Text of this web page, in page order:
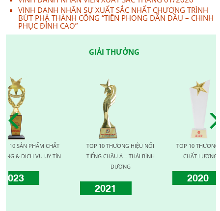
VINH DANH NHÂN SỰ XUẤT SẮC NHẤT CHƯƠNG TRÌNH
BỨT PHÁ THÀNH CÔNG “TIÊN PHONG DẪN ĐẦU – CHINH
PHỤC ĐỈNH CAO”
GIẢI THƯỞNG
CHẤT
UY TÍN
TOP 10 THƯƠNG HIỆU NỔI
TIẾNG CHÂU Á – THÁI BÌNH
TOP 10 THƯƠNG HIỆU VÀNG
CHẤT LƯỢNG QUỐC TẾ